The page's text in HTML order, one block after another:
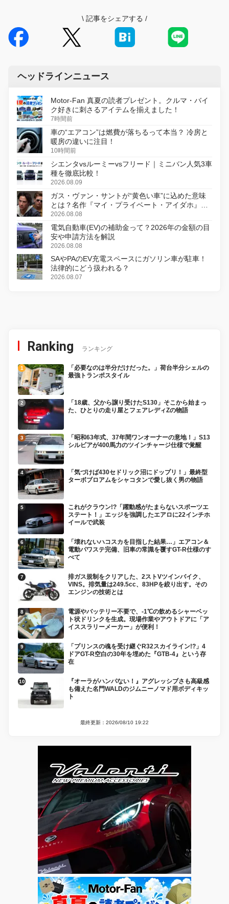
\ 記事をシェアする /
ヘッドラインニュース
Motor-Fan 真夏の読者プレゼント。クルマ・バイ
ク好きに刺さるアイテムを揃えました！
7時間前
車の“エアコン”は燃費が落ちるって本当？ 冷房と
暖房の違いに注目！
10時間前
シエンタvsルーミーvsフリード｜ミニバン人気3車
種を徹底比較！
2026.08.09
ガス・ヴァン・サントが“黄色い車”に込めた意味
とは？名作『マイ・プライベート・アイダホ』が
初のデジタルリマスター版で復活
2026.08.08
電気自動車(EV)の補助金って？2026年の金額の目
安や申請方法を解説
2026.08.08
SAやPAのEV充電スペースにガソリン車が駐車！
法律的にどう扱われる？
2026.08.07
Ranking ランキング
「必要なのは半分だけだった。」荷台半分シェルの
最強トランポスタイル
「18歳、父から譲り受けたS130」そこから始まっ
た、ひとりの走り屋とフェアレディZの物語
「昭和63年式、37年間ワンオーナーの意地！」S13
シルビアが400馬力のツインチャージ仕様で覚醒
「気づけば430セドリック沼にドップリ！」最終型
ターボブロアムをシャコタンで愛し抜く男の物語
これがクラウン!?「躍動感がたまらないスポーツエ
ステート！」エッジを強調したエアロに22インチホ
イールで武装
「壊れないハコスカを目指した結果…」エアコン＆
電動パワステ完備、旧車の常識を覆すGT-R仕様のす
べて
排ガス規制をクリアした、2ストVツインバイク、
VINS。排気量は249.5cc、83HPを絞り出す。その
エンジンの技術とは
電源やバッテリー不要で、-1℃の飲めるシャーベッ
ト状ドリンクを生成。現場作業やアウトドアに「ア
イススラリーメーカー」が便利！
「プリンスの魂を受け継ぐR32スカイライン!?」4
ドアGT-R空白の30年を埋めた『GTB-4』という存
在
『オーラがハンパない！』アグレッシブさも高級感
も備えた名門WALDのジムニーノマド用ボディキッ
ト
最終更新：2026/08/10 19:22